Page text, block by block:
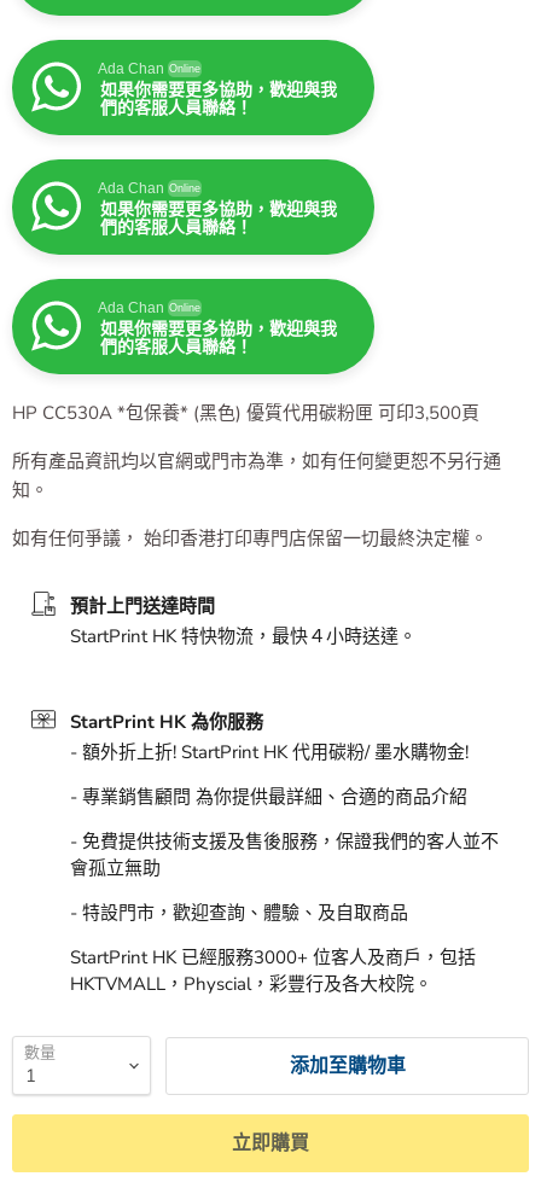
Ada Chan Online
如果你需要更多協助，歡迎與我
們的客服人員聯絡！
Ada Chan Online
如果你需要更多協助，歡迎與我
們的客服人員聯絡！
Ada Chan Online
如果你需要更多協助，歡迎與我
們的客服人員聯絡！
HP CC530A *包保養* (黑色) 優質代用碳粉匣 可印3,500頁
所有產品資訊均以官網或門市為準，如有任何變更恕不另行通
知。
如有任何爭議， 始印香港打印專門店保留一切最終決定權。
預計上門送達時間
StartPrint HK 特快物流，最快４小時送達。
StartPrint HK 為你服務
- 額外折上折! StartPrint HK 代用碳粉/ 墨水購物金!
- 專業銷售顧問 為你提供最詳細、合適的商品介紹
- 免費提供技術支援及售後服務，保證我們的客人並不
會孤立無助
- 特設門市，歡迎查詢、體驗、及自取商品
StartPrint HK 已經服務3000+ 位客人及商戶，包括
HKTVMALL，Physcial，彩豐行及各大校院。
數量 添加至購物車
立即購買